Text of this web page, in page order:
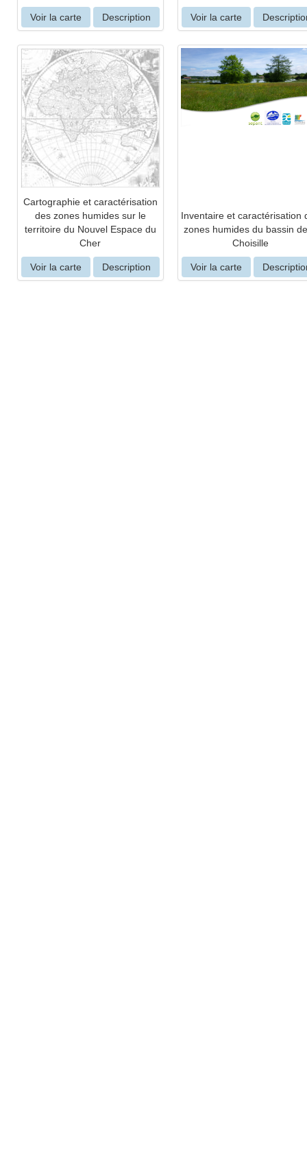
Voir la carte Description Voir la carte
Cartographie et caractérisation
des zones humides sur le
territoire du Nouvel Espace du
Cher
Voir la carte Description
Inventaire et caractérisation
zones humides du bassin
Choisille
Voir la carte